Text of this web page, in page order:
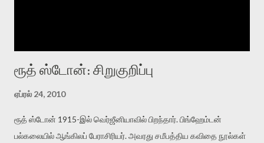
ரூத் ஸ்டோன்: சிறுகுறிப்பு
ஏப்ரல் 24, 2010
ரூத் ஸ்டோன் 1915-இல் வெர்ஜீனியாவில் பிறந்தார். பிங்ஹேம்டன்
பல்கலையில் ஆங்கிலப் பேராசிரியர். அவரது சமீபத்திய கவிதை நூல்கள்